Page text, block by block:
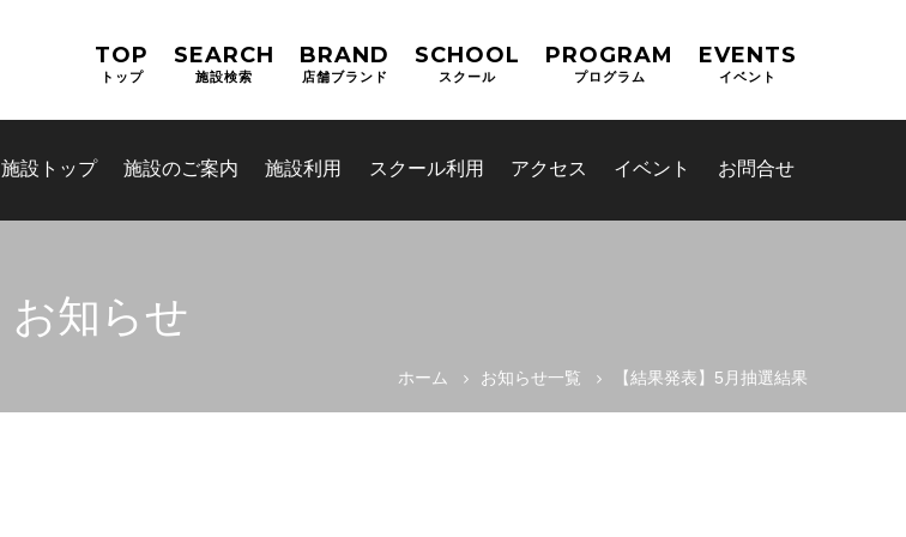
TOP
トップ
SEARCH
施設検索
BRAND
店舗ブランド
SCHOOL
スクール
PROGRAM
プログラム
EVENTS
イベント
施設トップ 施設のご案内 施設利用 スクール利用 アクセス イベント お問合せ
お知らせ
ホーム お知らせ一覧 【結果発表】5月抽選結果